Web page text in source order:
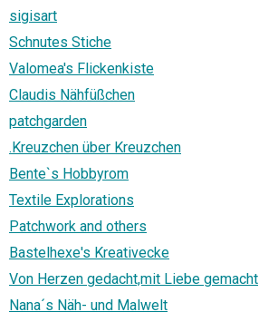
sigisart
Schnutes Stiche
Valomea's Flickenkiste
Claudis Nähfüßchen
patchgarden
.Kreuzchen über Kreuzchen
Bente`s Hobbyrom
Textile Explorations
Patchwork and others
Bastelhexe's Kreativecke
Von Herzen gedacht,mit Liebe gemacht
Nana´s Näh- und Malwelt